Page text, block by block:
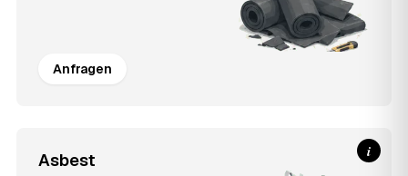
Anfragen
Asbest i